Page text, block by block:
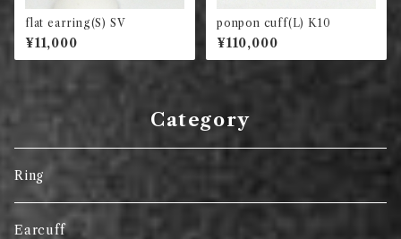
flat earring(S) SV
¥11,000
ponpon cuff(L) K10
¥110,000
Category
Ring
Earcuff